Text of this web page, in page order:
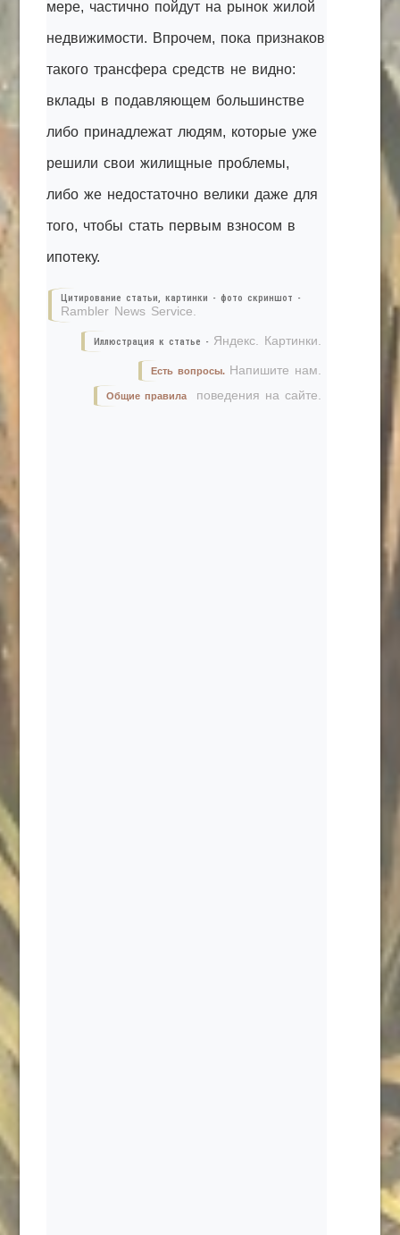
мере, частично пойдут на рынок жилой
недвижимости. Впрочем, пока признаков
такого трансфера средств не видно:
вклады в подавляющем большинстве
либо принадлежат людям, которые уже
решили свои жилищные проблемы,
либо же недостаточно велики даже для
того, чтобы стать первым взносом в
ипотеку.
Цитирование статьи, картинки - фото скриншот -
Rambler News Service.
Иллюстрация к статье - Яндекс. Картинки.
Есть вопросы. Напишите нам.
Общие правила поведения на сайте.